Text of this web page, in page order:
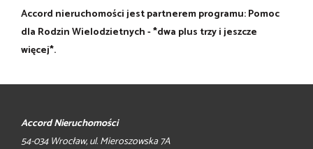
Accord nieruchomości jest partnerem programu: Pomoc
dla Rodzin Wielodzietnych - *dwa plus trzy i jeszcze
więcej*.
Accord Nieruchomości
54-034 Wrocław, ul. Mieroszowska 7A